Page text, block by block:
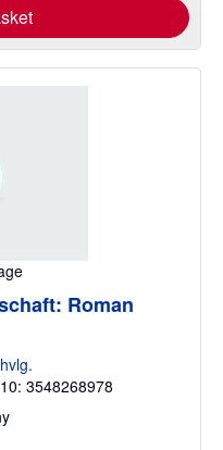
Roman
3548268978